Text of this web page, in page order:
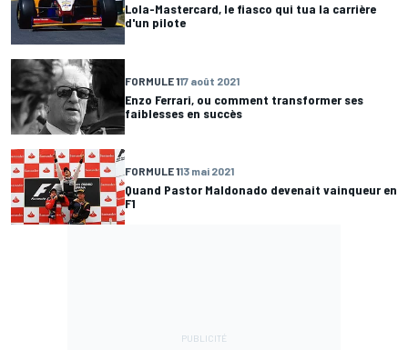
Lola-Mastercard, le fiasco qui tua la carrière
d'un pilote
FORMULE 117 août 2021
Enzo Ferrari, ou comment transformer ses
faiblesses en succès
FORMULE 113 mai 2021
Quand Pastor Maldonado devenait vainqueur en
F1